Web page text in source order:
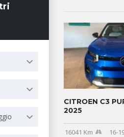
CITROEN C3
2025
16041 Km 16-